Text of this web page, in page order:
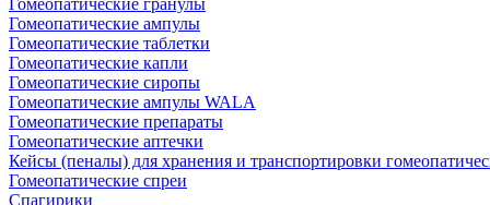
Гомеопатические гранулы
Гомеопатические ампулы
Гомеопатические таблетки
Гомеопатические капли
Гомеопатические сиропы
Гомеопатические ампулы WALA
Гомеопатические препараты
Гомеопатические аптечки
Кейсы (пеналы) для хранения и транспортировки
Гомеопатические спреи
Спагирики